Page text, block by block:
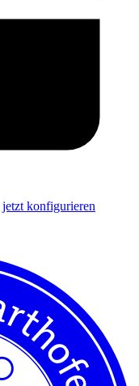
jetzt konfigurieren